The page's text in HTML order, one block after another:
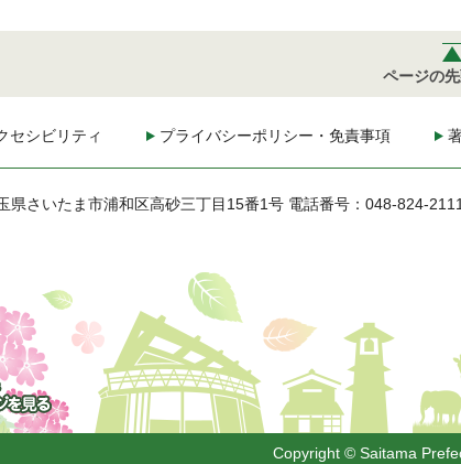
ページの
セシビリティ プライバシーポリシー・免責事項
県さいたま市浦和区高砂三丁目15番1号 電話番号：048-824-
いた
Copyright © Saitama